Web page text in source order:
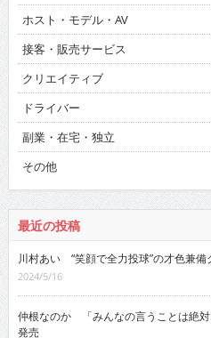
ホスト・モデル・AV
接客・販売サービス
クリエイティブ
ドライバー
副業・在宅・独立
その他
最近の投稿
川村あい “笑顔で全力投球”の才色兼
2024/5/16
仲根なのか 「みんなの言うことは絶
発売